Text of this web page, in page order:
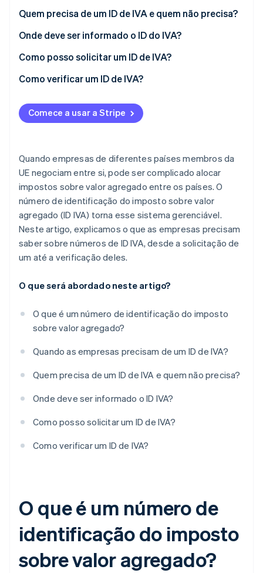
Qual é a diferença entre o ID IVA, número de
O que é o procedimento de cobrança reversa?
Quem precisa de um ID de IVA e quem não precisa?
Onde deve ser informado o ID do IVA?
Como posso solicitar um ID de IVA?
Como verificar um ID de IVA?
Comece a usar a Stripe
Quando empresas de diferentes países membros da
UE negociam entre si, pode ser complicado alocar
impostos sobre valor agregado entre os países. O
número de identificação do imposto sobre valor
agregado (ID IVA) torna esse sistema gerenciável.
Neste artigo, explicamos o que as empresas precisam
saber sobre números de ID IVA, desde a solicitação de
um até a verificação deles.
O que será abordado neste artigo?
O que é um número de identificação do imposto
sobre valor agregado?
Quando as empresas precisam de um ID de IVA?
Quem precisa de um ID de IVA e quem não precisa?
Onde deve ser informado o ID IVA?
Como posso solicitar um ID de IVA?
Como verificar um ID de IVA?
O que é um número de
identificação do imposto
sobre valor agregado?